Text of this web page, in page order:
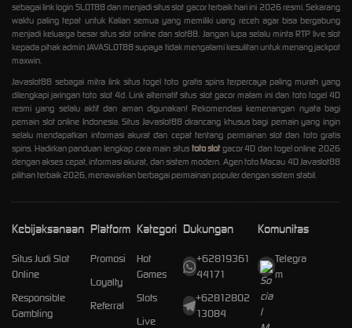
sebagai link login SLOT88 dan menjadi situs slot gacor terbaik hari ini 2026 resmi. Sekarang
waktu paling tepat untuk Kalian semua yang memiliki uang receh agar bisa bergabung
menjadi keluarga besar situs slot online dan slot88. Jangan lupa selalu minta RTP live slot
kepada pihak admin JAVASLOT88 supaya tidak mengalami kesulitan untuk menang jackpot
maxwin.
Javaslot88 sebagai mitra link situs togel toto gratis spins terpercaya paling murah yang
dilengkapi jaringan toto slot 4d. Link alternatif situs slot gacor malam ini dan toto togel 4D
resmi yang selalu aktif dan aman digunakan! Rekomendasi kemenangan nyata bagi
pemain slot online Indonesia. Situs Javaslot88 dirancang khusus bagi pemain yang ingin
selalu mendapatkan informasi akurat dan cepat tentang permainan slot dan toto gratis
spins. Hadirkan panduan lengkap cara main situs toto slotgacor 4D dan togel online 2026
dengan akses cepat, informasi akurat, dan sistem modern. Agen toto Macau 4D Javaslot88
pilihan terbaik 2026, menawarkan berbagai permainan populer dengan sistem stabil.
Kebijaksanaan
Situs Judi Slot
Online
Responsible
Gambling
Platform
Promosi
Loyalty
Referral
Kategori
Hot
Games
Slots
Live
Dukungan
+62819361
44171
+62812802
13084
Komunitas
Telegra
m